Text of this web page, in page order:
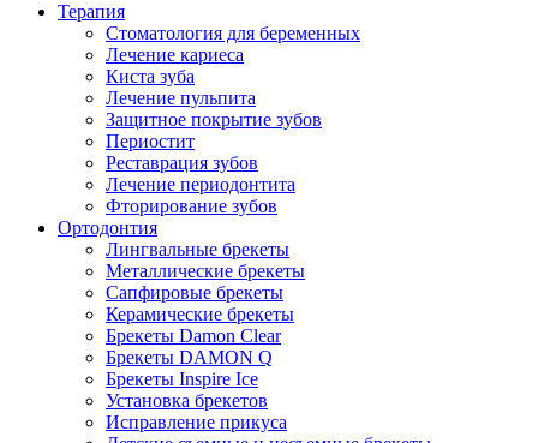
Терапия
Стоматология для беременных
Лечение кариеса
Киста зуба
Лечение пульпита
Защитное покрытие зубов
Периостит
Реставрация зубов
Лечение периодонтита
Фторирование зубов
Ортодонтия
Лингвальные брекеты
Металлические брекеты
Сапфировые брекеты
Керамические брекеты
Брекеты Damon Clear
Брекеты DAMON Q
Брекеты Inspire Ice
Установка брекетов
Исправление прикуса